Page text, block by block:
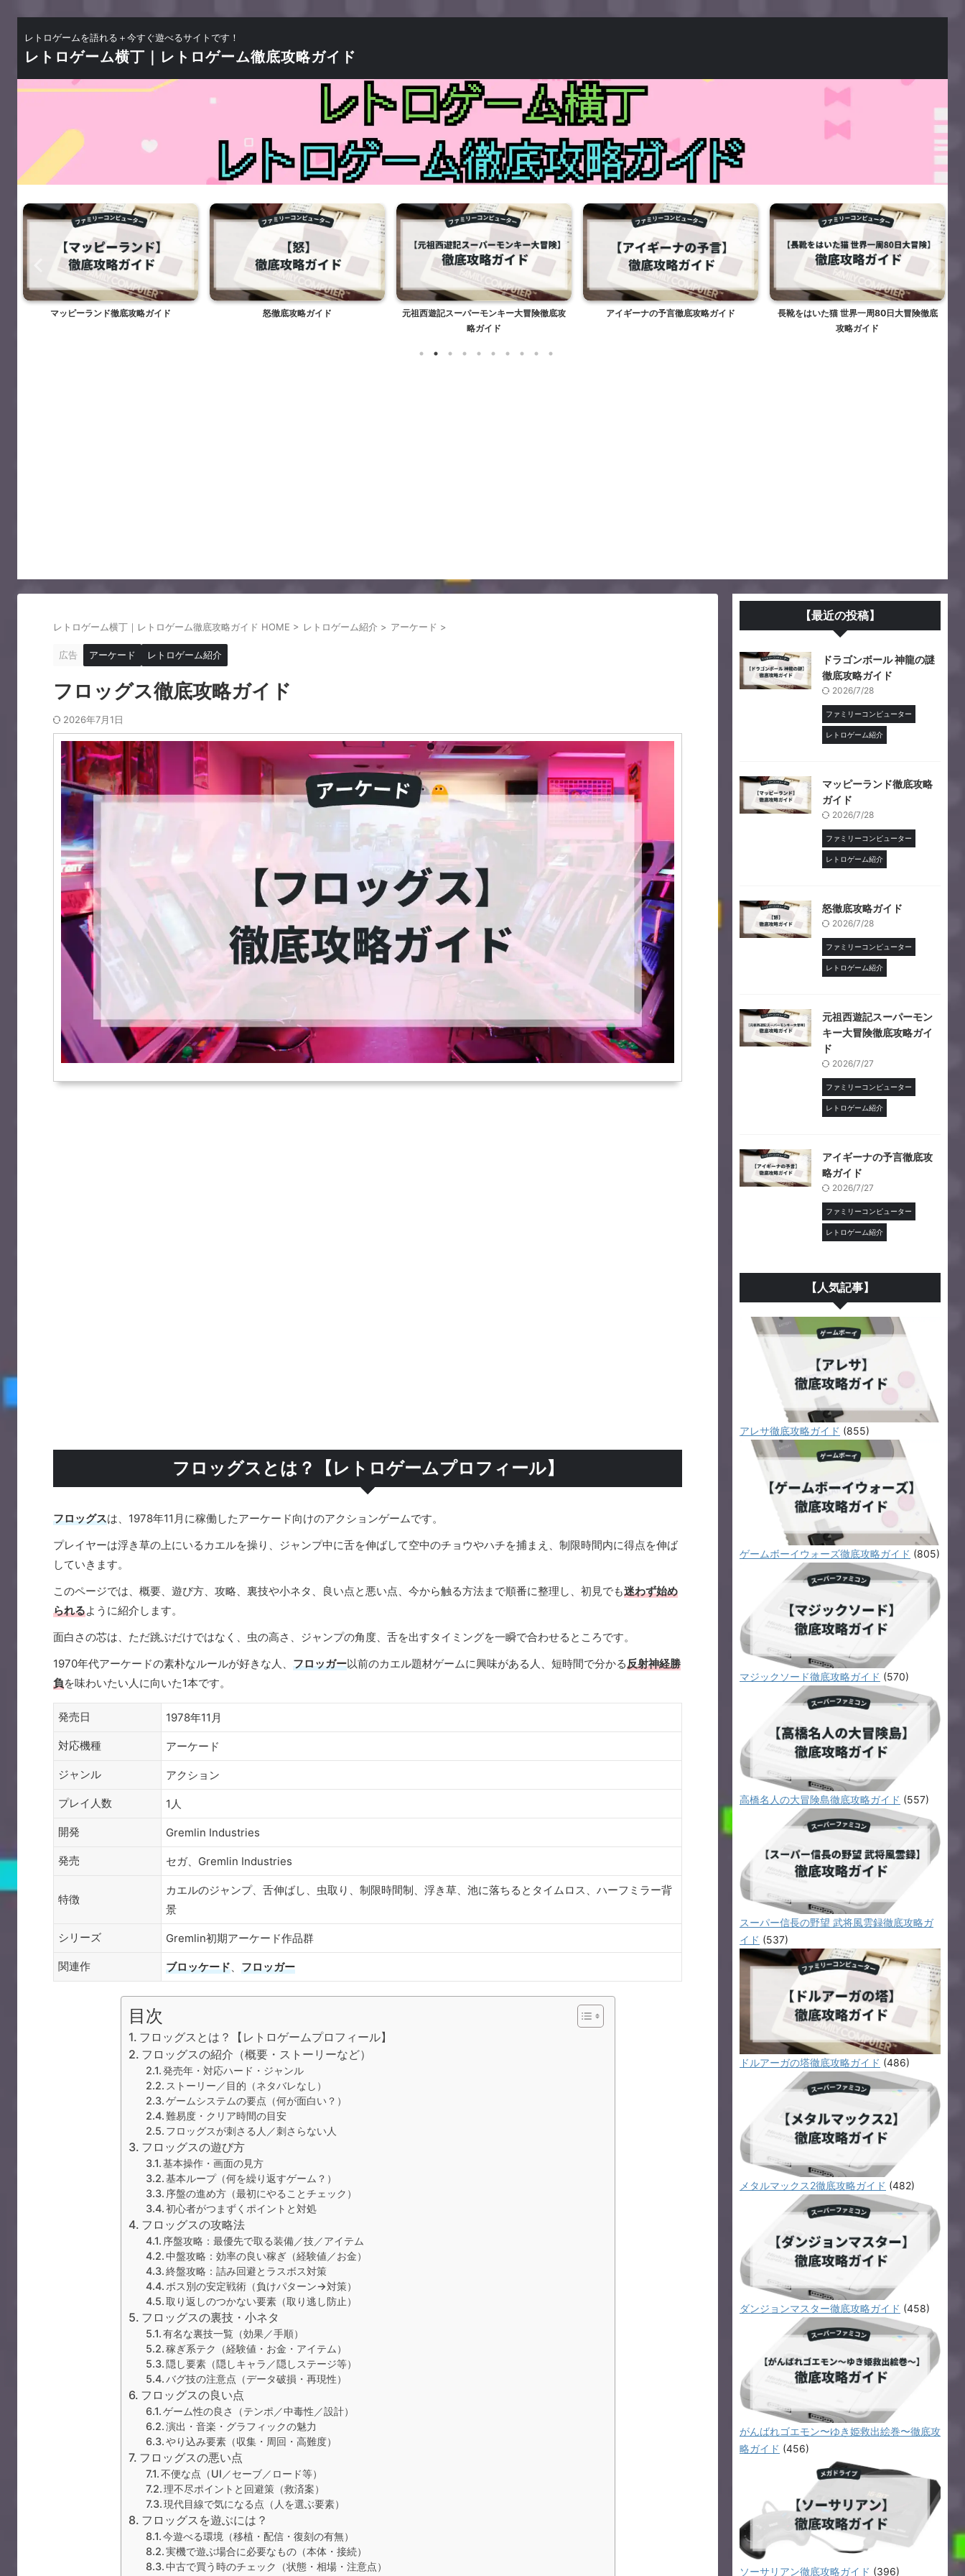
レトロゲームを語れる＋今すぐ遊べるサイトです！
レトロゲーム横丁｜レトロゲーム徹底攻略ガイド
マッピーランド徹底攻略ガイド 怒徹底攻略ガイド
元祖西遊記スーパーモンキー大冒険徹底攻
略ガイド
アイギーナの予言徹底攻略ガイド
長靴をはいた猫 世界一周80日大冒険徹底
攻略ガイド
レトロゲーム横丁｜レトロゲーム徹底攻略ガイド HOME > レトロゲーム紹介 > アーケード >
広告 アーケード レトロゲーム紹介
フロッグス徹底攻略ガイド
2026年7月1日
フロッグスとは？【レトロゲームプロフィール】
フロッグスは、1978年11月に稼働したアーケード向けのアクションゲームです。
プレイヤーは浮き草の上にいるカエルを操り、ジャンプ中に舌を伸ばして空中のチョウやハチを捕まえ、制限時間内に得点を伸ば
していきます。
このページでは、概要、遊び方、攻略、裏技や小ネタ、良い点と悪い点、今から触る方法まで順番に整理し、初見でも迷わず始め
られるように紹介します。
面白さの芯は、ただ跳ぶだけではなく、虫の高さ、ジャンプの角度、舌を出すタイミングを一瞬で合わせるところです。
1970年代アーケードの素朴なルールが好きな人、 フロッガー以前のカエル題材ゲームに興味がある人、短時間で分かる反射神経勝
負を味わいたい人に向いた1本です。
発売日 1978年11月
対応機種 アーケード
ジャンル アクション
プレイ人数 1人
開発 Gremlin Industries
発売 セガ、Gremlin Industries
特徴
カエルのジャンプ、舌伸ばし、虫取り、制限時間制、浮き草、池に落ちるとタイムロス、ハーフミラー背
景
シリーズ Gremlin初期アーケード作品群
関連作 ブロッケード、 フロッガー
目次
フロッグスとは？【レトロゲームプロフィール】
フロッグスの紹介（概要・ストーリーなど）
発売年・対応ハード・ジャンル
ストーリー／目的（ネタバレなし）
ゲームシステムの要点（何が面白い？）
難易度・クリア時間の目安
フロッグスが刺さる人／刺さらない人
フロッグスの遊び方
基本操作・画面の見方
基本ループ（何を繰り返すゲーム？）
序盤の進め方（最初にやることチェック）
初心者がつまずくポイントと対処
フロッグスの攻略法
序盤攻略：最優先で取る装備／技／アイテム
中盤攻略：効率の良い稼ぎ（経験値／お金）
終盤攻略：詰み回避とラスボス対策
ボス別の安定戦術（負けパターン→対策）
取り返しのつかない要素（取り逃し防止）
フロッグスの裏技・小ネタ
有名な裏技一覧（効果／手順）
稼ぎ系テク（経験値・お金・アイテム）
隠し要素（隠しキャラ／隠しステージ等）
バグ技の注意点（データ破損・再現性）
フロッグスの良い点
ゲーム性の良さ（テンポ／中毒性／設計）
演出・音楽・グラフィックの魅力
やり込み要素（収集・周回・高難度）
フロッグスの悪い点
不便な点（UI／セーブ／ロード等）
理不尽ポイントと回避策（救済案）
現代目線で気になる点（人を選ぶ要素）
フロッグスを遊ぶには？
今遊べる環境（移植・配信・復刻の有無）
実機で遊ぶ場合に必要なもの（本体・接続）
中古で買う時のチェック（状態・相場・注意点）
【最近の投稿】
ドラゴンボール 神龍の謎
徹底攻略ガイド
2026/7/28
ファミリーコンピューター
レトロゲーム紹介
マッピーランド徹底攻略
ガイド
2026/7/28
ファミリーコンピューター
レトロゲーム紹介
怒徹底攻略ガイド
2026/7/28
ファミリーコンピューター
レトロゲーム紹介
元祖西遊記スーパーモン
キー大冒険徹底攻略ガイ
ド
2026/7/27
ファミリーコンピューター
レトロゲーム紹介
アイギーナの予言徹底攻
略ガイド
2026/7/27
ファミリーコンピューター
レトロゲーム紹介
【人気記事】
アレサ徹底攻略ガイド (855)
ゲームボーイウォーズ徹底攻略ガイド (805)
マジックソード徹底攻略ガイド (570)
高橋名人の大冒険島徹底攻略ガイド (557)
スーパー信長の野望 武将風雲録徹底攻略ガ
イド (537)
ドルアーガの塔徹底攻略ガイド (486)
メタルマックス2徹底攻略ガイド (482)
ダンジョンマスター徹底攻略ガイド (458)
がんばれゴエモン〜ゆき姫救出絵巻〜徹底攻
略ガイド (456)
ソーサリアン徹底攻略ガイド (396)